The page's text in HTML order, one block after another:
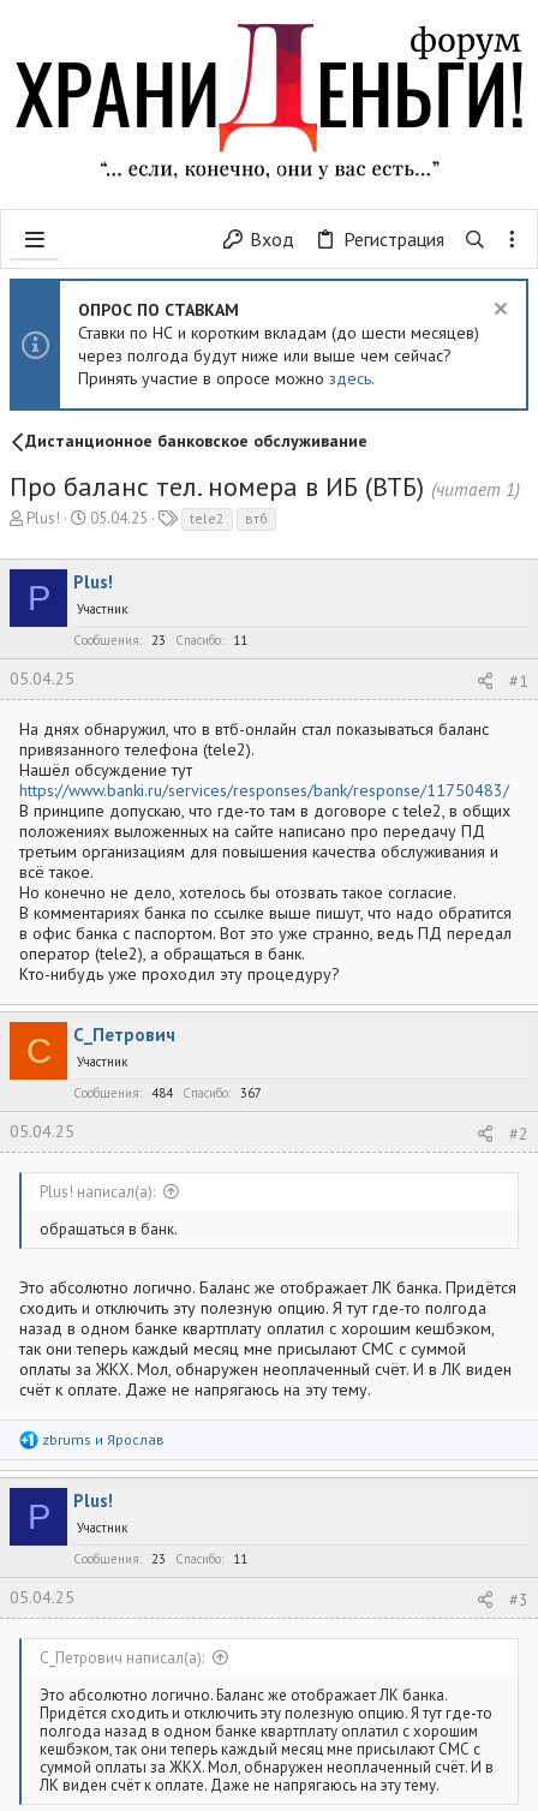
Вход Регистрация
ОПРОС ПО СТАВКАМ
Ставки по НС и коротким вкладам (до шести месяцев)
через полгода будут ниже или выше чем сейчас?
Принять участие в опросе можно здесь.
Дистанционное банковское обслуживание
Про баланс тел. номера в ИБ (ВТБ) (читает 1)
А
т
о
т
м
ы
Plus!
Д
т
а
н
ч
05.04.25
Т
г
tele2 втб
P Plus!
Участник
Сообщения
23 Спасибо 11
05.04.25 #1
На днях обнаружил, что в втб-онлайн стал показываться баланс
привязанного телефона (tele2).
Нашёл обсуждение тут
https://www.banki.ru/services/responses/bank/response/11750483/
В принципе допускаю, что где-то там в договоре с tele2, в общих
положениях выложенных на сайте написано про передачу ПД
третьим организациям для повышения качества обслуживания и
всё такое.
Но конечно не дело, хотелось бы отозвать такое согласие.
В комментариях банка по ссылке выше пишут, что надо обратится
в офис банка с паспортом. Вот это уже странно, ведь ПД передал
оператор (tele2), а обращаться в банк.
Кто-нибудь уже проходил эту процедуру?
С С_Петрович
Участник
Сообщения
484 Спасибо 367
05.04.25 #2
Plus! написал(а):
обращаться в банк.
Это абсолютно логично. Баланс же отображает ЛК банка. Придётся
сходить и отключить эту полезную опцию. Я тут где-то полгода
назад в одном банке квартплату оплатил с хорошим кешбэком,
так они теперь каждый месяц мне присылают СМС с суммой
оплаты за ЖКХ. Мол, обнаружен неоплаченный счёт. И в ЛК виден
счёт к оплате. Даже не напрягаюсь на эту тему.
Р
а
к
ц
и
zbrums и Ярослав
P Plus!
Участник
Сообщения
23 Спасибо 11
05.04.25 #3
С_Петрович написал(а):
Это абсолютно логично. Баланс же отображает ЛК банка.
Придётся сходить и отключить эту полезную опцию. Я тут где-то
полгода назад в одном банке квартплату оплатил с хорошим
кешбэком, так они теперь каждый месяц мне присылают СМС с
суммой оплаты за ЖКХ. Мол, обнаружен неоплаченный счёт. И в
ЛК виден счёт к оплате. Даже не напрягаюсь на эту тему.